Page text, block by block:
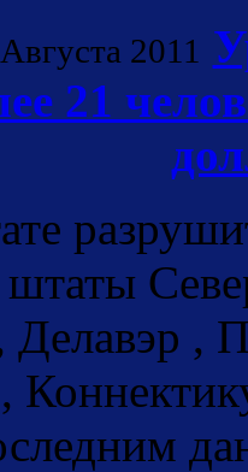
2011
21
штаты
,